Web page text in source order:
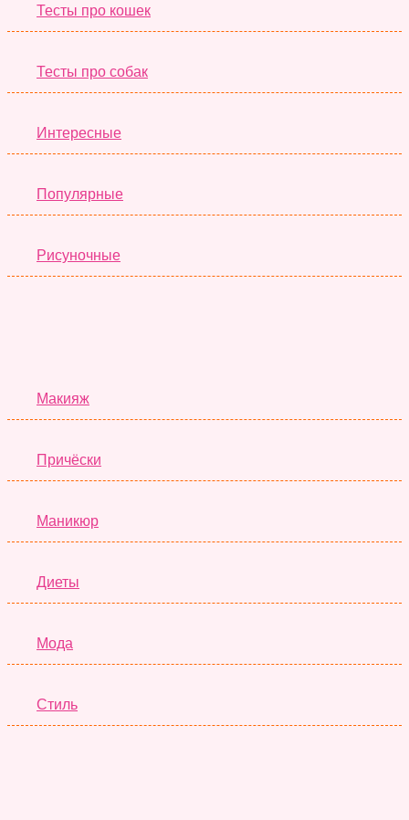
Тесты про кошек
Тесты про собак
Интересные
Популярные
Рисуночные
Макияж
Причёски
Маникюр
Диеты
Мода
Стиль